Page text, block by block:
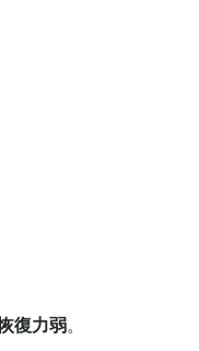
復力弱。